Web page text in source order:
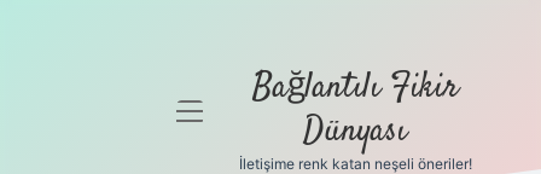
menüyü
Bağlantılı Fikir
Dünyası
İletişime renk katan neşeli öneriler!